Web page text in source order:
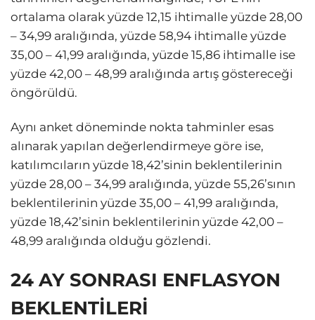
ortalama olarak yüzde 12,15 ihtimalle yüzde 28,00
– 34,99 aralığında, yüzde 58,94 ihtimalle yüzde
35,00 – 41,99 aralığında, yüzde 15,86 ihtimalle ise
yüzde 42,00 – 48,99 aralığında artış göstereceği
öngörüldü.
Aynı anket döneminde nokta tahminler esas
alınarak yapılan değerlendirmeye göre ise,
katılımcıların yüzde 18,42’sinin beklentilerinin
yüzde 28,00 – 34,99 aralığında, yüzde 55,26’sının
beklentilerinin yüzde 35,00 – 41,99 aralığında,
yüzde 18,42’sinin beklentilerinin yüzde 42,00 –
48,99 aralığında olduğu gözlendi.
24 AY SONRASI ENFLASYON
BEKLENTİLERİ